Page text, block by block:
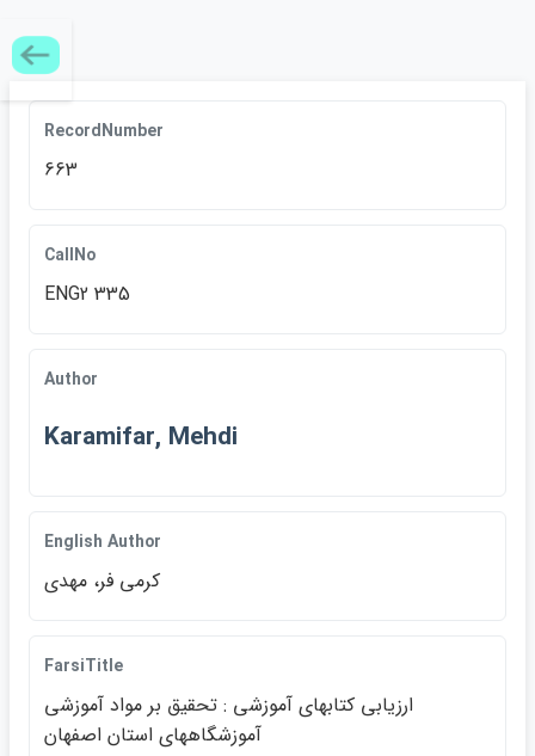
RecordNumber
663
CallNo
ENG2 335
Author
Karamifar, Mehdi
English Author
كرمي فر، مهدي
FarsiTitle
ارزيابي كتابهاي آموزشي : تحقيق بر مواد آموزشي
آموزشگاههاي استان اصفهان